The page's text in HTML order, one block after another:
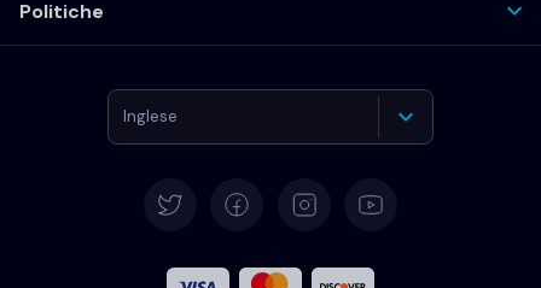
Politiche
Inglese